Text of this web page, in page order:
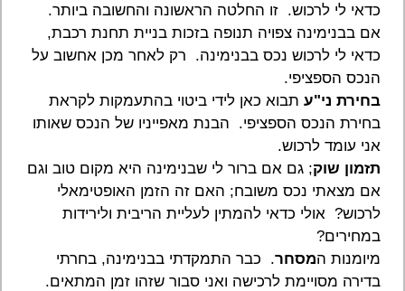
כדאי לי לרכוש. זו החלטה הראשונה והחשובה ביותר.
אם בבנימינה צפויה תנופה בזכות בניית תחנת רכבת,
כדאי לי לרכוש נכס בבנימינה. רק לאחר מכן אחשוב על
הנכס הספציפי.
בחירת ני"ע תבוא כאן לידי ביטוי בהתעמקות לקראת
בחירת הנכס הספציפי. הבנת מאפייניו של הנכס שאותו
אני עומד לרכוש.
תזמון שוק; גם אם ברור לי שבנימינה היא מקום טוב וגם
אם מצאתי נכס משובח; האם זה הזמן האופטימאלי
לרכוש? אולי כדאי להמתין לעליית הריבית ולירידות
במחירים?
מיומנות המסחר. כבר התמקדתי בבנימינה, בחרתי
בדירה מסויימת לרכישה ואני סבור שזהו זמן המתאים.